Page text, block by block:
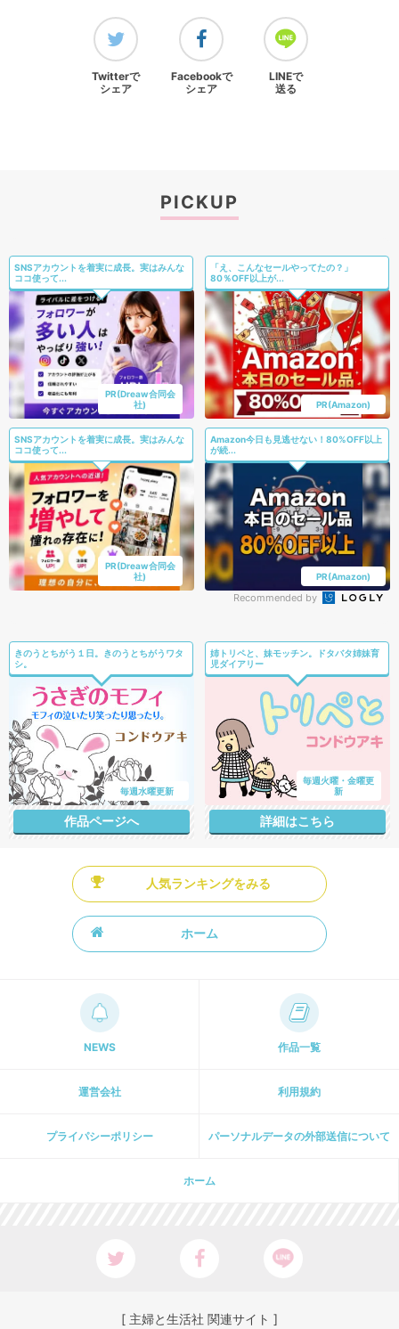
Twitterで
シェア
Facebookで
シェア
LINEで
送る
PICKUP
SNSアカウントを着実に成長。実はみんな
ココ使って...
PR(Dreaw合同会
社)
「え、こんなセールやってたの？」
80％OFF以上が...
PR(Amazon)
SNSアカウントを着実に成長。実はみんな
ココ使って...
PR(Dreaw合同会
社)
Amazon今日も見逃せない！80%OFF以上
が続...
PR(Amazon)
Recommended by
きのうとちがう１日。きのうとちがうワタ
シ。
毎週水曜更新
作品ページへ
姉トリペと、妹モッチン。ドタバタ姉妹育
児ダイアリー
毎週火曜・金曜更
新
詳細はこちら
人気ランキングをみる
ホーム
NEWS 作品一覧
運営会社 利用規約
プライパシーポリシー パーソナルデータの外部送信について
ホーム
[ 主婦と生活社 関連サイト ]